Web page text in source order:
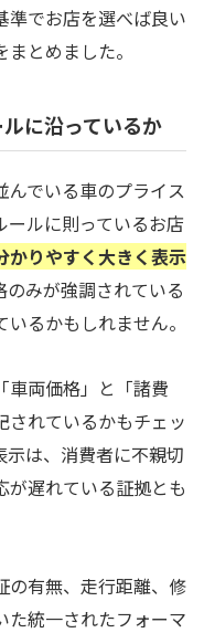
準でお店を選べば良い
とめました。
に沿っているか
んでいる車のプライス
ルに則っているお店
かりやすく大きく表示
みが強調されている
るかもしれません。
車両価格」と「諸費
されているかもチェッ
示は、消費者に不親切
が遅れている証拠とも
の有無、走行距離、修
た統一されたフォーマ